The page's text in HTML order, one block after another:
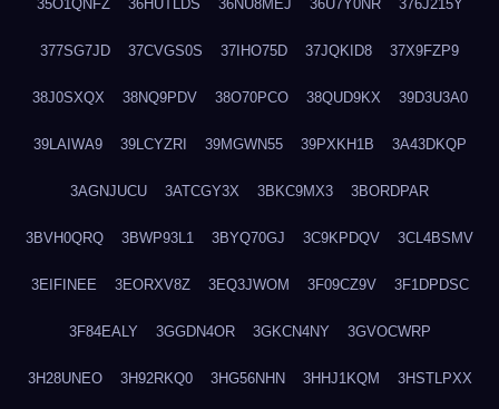
35O1QNFZ 36HUTLDS 36NU8MEJ 36U7Y0NR 376J215Y
377SG7JD 37CVGS0S 37IHO75D 37JQKID8 37X9FZP9
38J0SXQX 38NQ9PDV 38O70PCO 38QUD9KX 39D3U3A0
39LAIWA9 39LCYZRI 39MGWN55 39PXKH1B 3A43DKQP
3AGNJUCU 3ATCGY3X 3BKC9MX3 3BORDPAR
3BVH0QRQ 3BWP93L1 3BYQ70GJ 3C9KPDQV 3CL4BSMV
3EIFINEE 3EORXV8Z 3EQ3JWOM 3F09CZ9V 3F1DPDSC
3F84EALY 3GGDN4OR 3GKCN4NY 3GVOCWRP
3H28UNEO 3H92RKQ0 3HG56NHN 3HHJ1KQM 3HSTLPXX